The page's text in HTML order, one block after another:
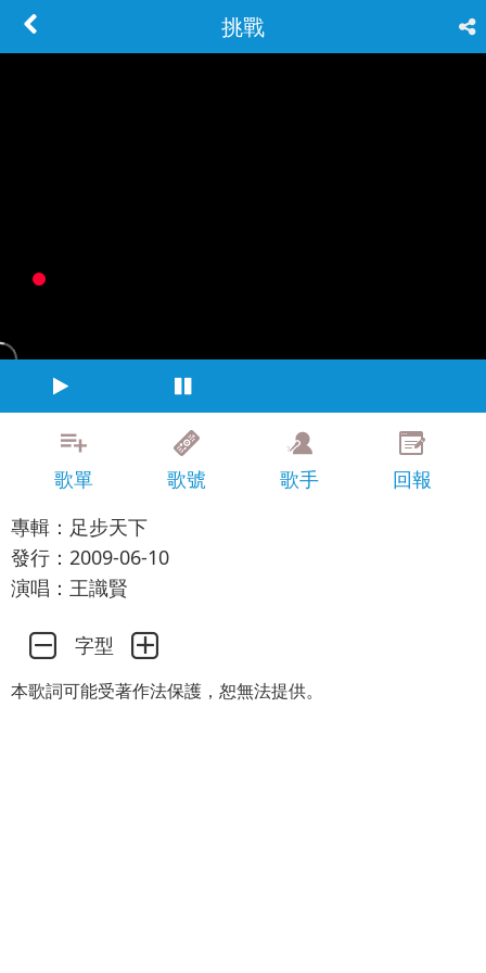
挑戰
歌單 歌號 歌手
回報
專輯：足步天下
發行：2009-06-10
演唱：王識賢
字型
本歌詞可能受著作法保護，恕無法提供。